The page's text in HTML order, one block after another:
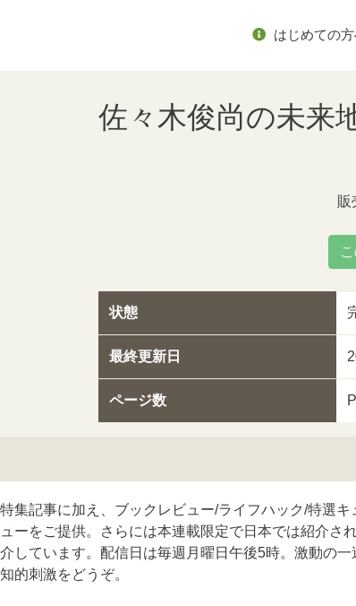
はじめての
佐々木俊尚の未来
販
状態
最終更新日
ページ数
集記事に加え、ブックレビュー/ライフハック/特選キ
ーをご提供。さらには本連載限定で日本では紹介さ
しています。配信日は毎週月曜日午後5時。激動の一
的刺激をどうぞ。